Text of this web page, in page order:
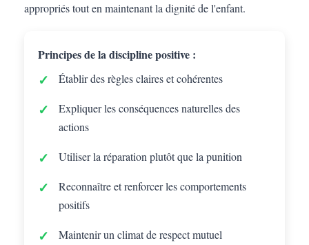
appropriés tout en maintenant la dignité de l'enfant.
Principes de la discipline positive :
Établir des règles claires et cohérentes
Expliquer les conséquences naturelles des
actions
Utiliser la réparation plutôt que la punition
Reconnaître et renforcer les comportements
positifs
Maintenir un climat de respect mutuel